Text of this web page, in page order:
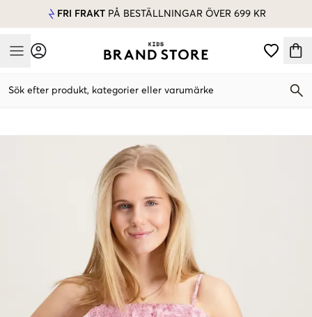
FRI FRAKT PÅ BESTÄLLNINGAR ÖVER 699 KR
Mobile Menu
Sök efter produkt, kategorier eller varumärke